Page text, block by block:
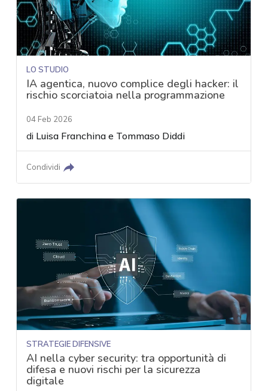
LO STUDIO
IA agentica, nuovo complice degli hacker: il
rischio scorciatoia nella programmazione
04 Feb 2026
di Luisa Franchina e Tommaso Diddi
Condividi
STRATEGIE DIFENSIVE
AI nella cyber security: tra opportunità di
difesa e nuovi rischi per la sicurezza
digitale